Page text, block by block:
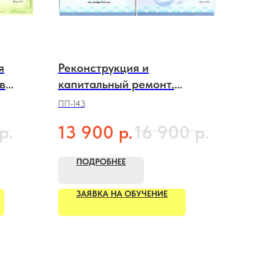
Реконструкция и
капитальный ремонт.
Геодезические работы в
ПП-143
13 900 р.16 900 р.
ПОДРОБНЕЕ
ЗАЯВКА НА ОБУЧЕНИЕ